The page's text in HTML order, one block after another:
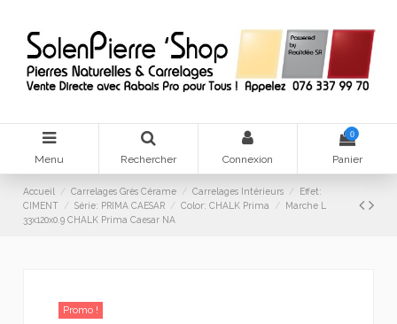
Menu Rechercher Connexion
0
Panier
Accueil Carrelages Grès Cérame Carrelages Intérieurs
Effet:
CIMENT
Série: PRIMA CAESAR Color: CHALK Prima
Marche L
33x120x0.9 CHALK Prima Caesar NA
Promo !